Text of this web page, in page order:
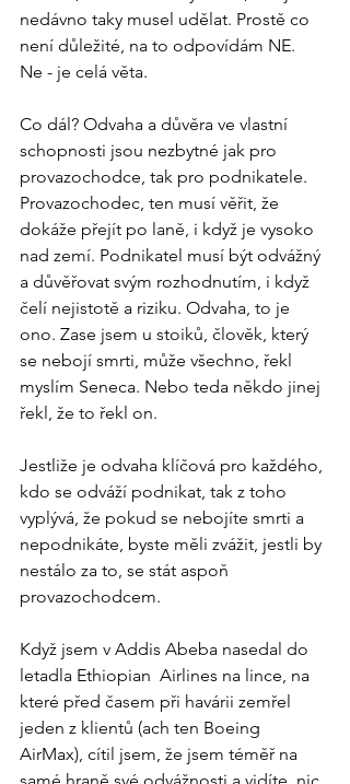
nedávno taky musel udělat. Prostě co
není důležité, na to odpovídám NE.
Ne - je celá věta.
Co dál? Odvaha a důvěra ve vlastní
schopnosti jsou nezbytné jak pro
provazochodce, tak pro podnikatele.
Provazochodec, ten musí věřit, že
dokáže přejít po laně, i když je vysoko
nad zemí. Podnikatel musí být odvážný
a důvěřovat svým rozhodnutím, i když
čelí nejistotě a riziku. Odvaha, to je
ono. Zase jsem u stoiků, člověk, který
se nebojí smrti, může všechno, řekl
myslím Seneca. Nebo teda někdo jinej
řekl, že to řekl on.
Jestliže je odvaha klíčová pro každého,
kdo se odváží podnikat, tak z toho
vyplývá, že pokud se nebojíte smrti a
nepodnikáte, byste měli zvážit, jestli by
nestálo za to, se stát aspoň
provazochodcem.
Když jsem v Addis Abeba nasedal do
letadla Ethiopian  Airlines na lince, na
které před časem při havárii zemřel
jeden z klientů (ach ten Boeing
AirMax), cítil jsem, že jsem téměř na
samé hraně své odvážnosti a vidíte, nic